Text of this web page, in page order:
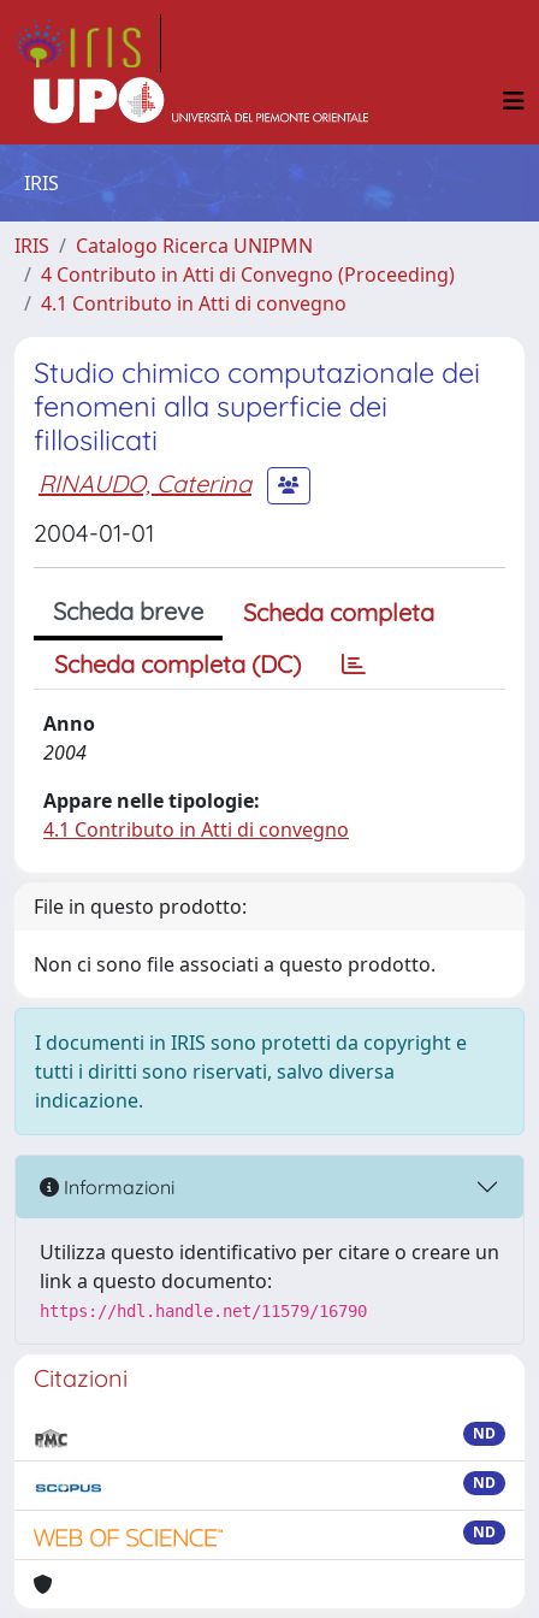
IRIS
IRIS
Catalogo Ricerca UNIPMN
4 Contributo in Atti di Convegno (Proceeding)
4.1 Contributo in Atti di convegno
Studio chimico computazionale dei
fenomeni alla superficie dei
fillosilicati
RINAUDO, Caterina
2004-01-01
Scheda breve
Scheda completa
Scheda completa (DC)
Anno
2004
Appare nelle tipologie:
4.1 Contributo in Atti di convegno
File in questo prodotto:
Non ci sono file associati a questo prodotto.
I documenti in IRIS sono protetti da copyright e
tutti i diritti sono riservati, salvo diversa
indicazione.
Informazioni
Utilizza questo identificativo per citare o creare un
link a questo documento:
https://hdl.handle.net/11579/16790
Citazioni
ND
ND
ND